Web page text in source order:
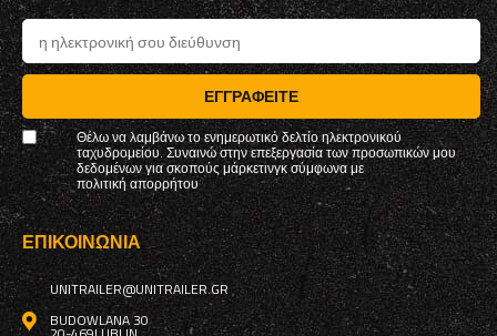
ΕΓΓΡΑΦΕΊΤΕ
Θέλω να λαμβάνω το ενημερωτικό δελτίο ηλεκτρονικού
ταχυδρομείου. Συναινώ στην επεξεργασία των προσωπικών μου
δεδομένων για σκοπούς μάρκετινγκ σύμφωνα με
πολιτική απορρήτου
ΕΠΙΚΟΙΝΩΝΊΑ
UNITRAILER@UNITRAILER.GR
BUDOWLANA 30